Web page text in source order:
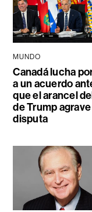
MUNDO
Canadá lucha
a un acuerdo
que el arancel
de Trump agrave
disputa